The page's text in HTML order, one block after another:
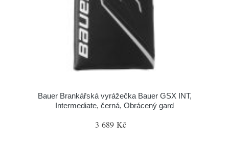
Bauer Brankářská vyrážečka Bauer GSX INT,
Intermediate, černá, Obrácený gard
3 689 Kč